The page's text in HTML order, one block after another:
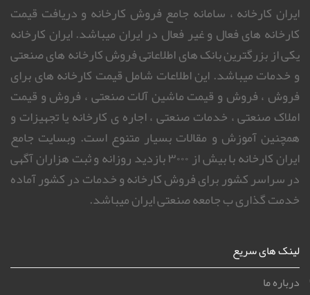
ایران کارخانه ، سامانه جامع فروش کارخانه و دریافت قیمت
کارخانه های فعال و غیر فعال در ایران میباشد. ایران کارخانه
یکی از بزرگترین بانک های اطلاعاتی فروش کارخانه های صنعتی
و خدمات میباشد. این اطلاعات شامل قیمت کارخانه های برای
فروش ، فروش و قیمت ماشین آلات صنعتی ، فروش و قیمت
املاک صنعتی ، خدمات صنعتی ، اجاره ی کارخانه یا تجهیزات و
همچنین آموزش و مقالات بسیار متنوع است. وبسایت جامع
ایران کارخانه با بیش از ۳۰۰۰ بازدید روزانه و ثبت هزاران آگهی
در سراسر کشور برای فروش کارخانه و خدمات در کشور آماده
خدمت گذاری ب جامعه صنعتی ایران میباشد.
لینک های سریع
درباره ما